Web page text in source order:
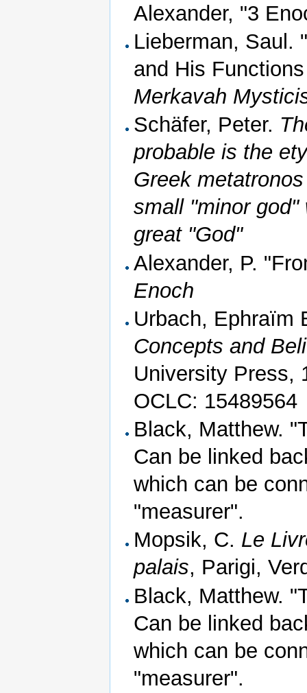
Alexander, "3
Lieberman, Saul.
and His
Merkavah
Schäfer, Peter.
probable is the
Greek
small "minor
great "God"
Alexander, P.
Enoch
Urbach, Ephraïm
Concepts and
University Press,
OCLC: 15489564
Black, Matthew.
Can be linked
which can be
"measurer".
Mopsik, C. Le
palais, Parigi,
Black, Matthew.
Can be linked
which can be
"measurer".